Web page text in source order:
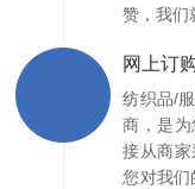
赞，我们
网上订
纺织品/
商，是
接从商家
您对我们